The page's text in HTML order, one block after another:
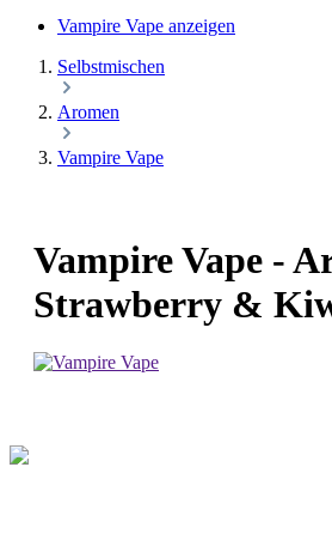
Vampire Vape anzeigen
Selbstmischen
Aromen
Vampire Vape
Vampire Vape -
Strawberry &